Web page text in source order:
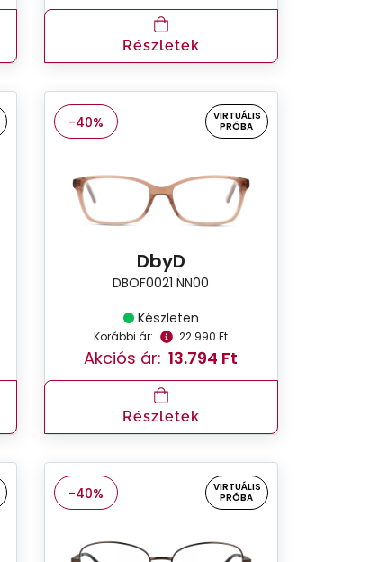
Részletek
-40%
VIRTUÁLIS
PRÓBA
DbyD
DBOF0021 NN00
Készleten
Korábbi ár: 22.990 Ft
Akciós ár: 13.794 Ft
Részletek
-40%
VIRTUÁLIS
PRÓBA